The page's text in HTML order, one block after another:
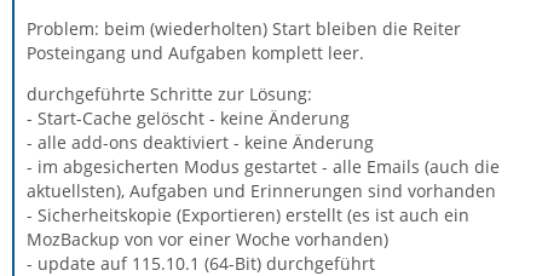
Problem: beim (wiederholten) Start bleiben die Reiter
Posteingang und Aufgaben komplett leer.
durchgeführte Schritte zur Lösung:
- Start-Cache gelöscht - keine Änderung
- alle add-ons deaktiviert - keine Änderung
- im abgesicherten Modus gestartet - alle Emails (auch die
aktuellsten), Aufgaben und Erinnerungen sind vorhanden
- Sicherheitskopie (Exportieren) erstellt (es ist auch ein
MozBackup von vor einer Woche vorhanden)
- update auf 115.10.1 (64-Bit) durchgeführt